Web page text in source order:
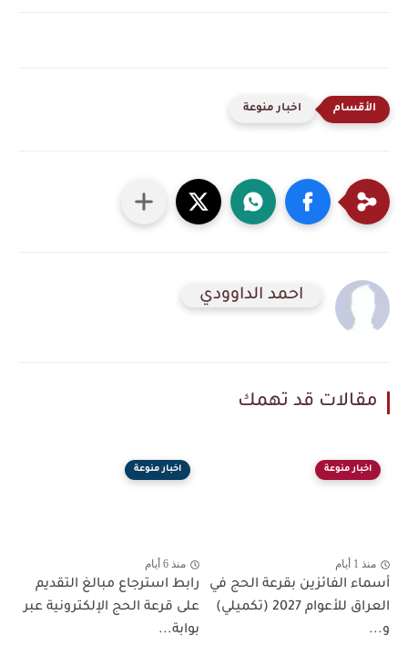
اخبار منوعة
احمد الداوودي
مقالات قد تهمك
اخبار منوعة
منذ 1 أيام
أسماء الفائزين بقرعة الحج في
العراق للأعوام 2027 (تكميلي)
و...
اخبار منوعة
منذ 6 أيام
رابط استرجاع مبالغ التقديم
على قرعة الحج الإلكترونية عبر
بوابة...